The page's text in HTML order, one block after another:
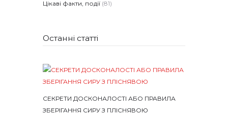
Цікаві факти, події (81)
Останні статті
СЕКРЕТИ ДОСКОНАЛОСТІ АБО ПРАВИЛА
ЗБЕРІГАННЯ СИРУ З ПЛІСНЯВОЮ